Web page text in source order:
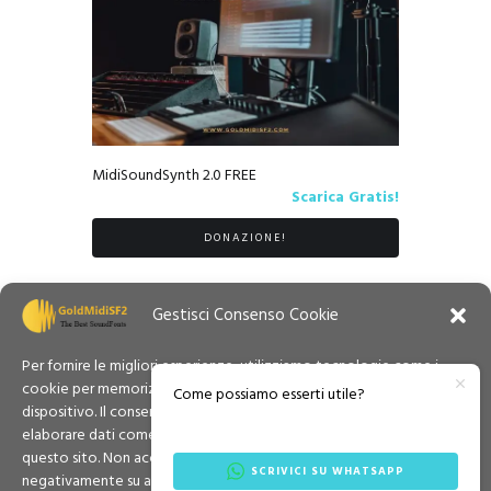
Gestisci Consenso Cookie
Per fornire le migliori esperienze, utilizziamo tecnologie come i
cookie per memorizzare e/o accedere alle informazioni del
dispositivo. Il consenso a queste tecnologie ci permetterà di
elaborare dati come il comportamento di navigazione o ID unici su
questo sito. Non acconsentire o ritirare il consenso può influire
negativamente su alcune caratteristiche e funzioni.
MidiSoundSynth 2.0 FREE
Scarica Gratis!
DONAZIONE!
Come possiamo esserti utile?
SCRIVICI SU WHATSAPP